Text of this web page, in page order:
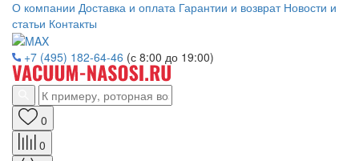
О компании Доставка и оплата Гарантии и возврат Новости и
статьи Контакты
+7 (495) 182-64-46 (с 8:00 до 19:00)
0
0